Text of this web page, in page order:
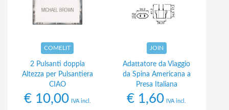
COMELIT
2 Pulsanti doppia
Altezza per Pulsantiera
CIAO
€10,00 IVA incl.
JOIN
Adattatore da Viaggio
da Spina Americana a
Presa Italiana
€ 1,60 IVA incl.